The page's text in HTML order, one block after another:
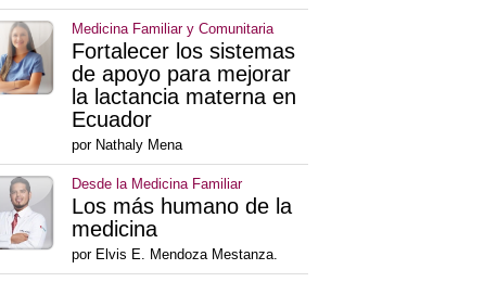
Medicina Familiar y Comunitaria
Fortalecer los sistemas
de apoyo para mejorar
la lactancia materna en
Ecuador
por Nathaly Mena
Desde la Medicina Familiar
Los más humano de la
medicina
por Elvis E. Mendoza Mestanza.